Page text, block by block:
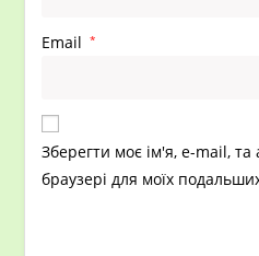
Email *
Зберегти моє ім'я, e-mail,
браузері для моїх